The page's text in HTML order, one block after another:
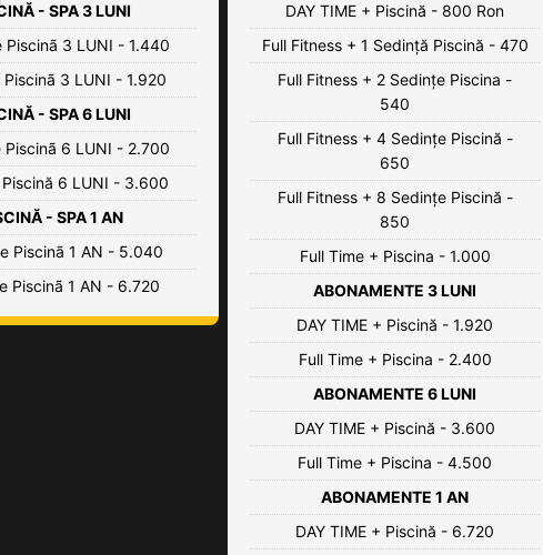
- SPA 3 LUNI
Piscinã 3 LUNI - 1.440
Piscinã 3 LUNI - 1.920
- SPA 6 LUNI
Piscinã 6 LUNI - 2.700
Piscină 6 LUNI - 3.600
- SPA 1 AN
Piscinã 1 AN - 5.040
Piscinã 1 AN - 6.720
DAY TIME + Piscină - 800 Ron
Full Fitness + 1 Sedință Piscină - 470
Full Fitness + 2 Sedințe Piscina -
540
Full Fitness + 4 Sedințe Piscină -
650
Full Fitness + 8 Sedințe Piscină -
850
Full Time + Piscina - 1.000
ABONAMENTE 3 LUNI
DAY TIME + Piscină - 1.920
Full Time + Piscina - 2.400
ABONAMENTE 6 LUNI
DAY TIME + Piscină - 3.600
Full Time + Piscina - 4.500
ABONAMENTE 1 AN
DAY TIME + Piscină - 6.720